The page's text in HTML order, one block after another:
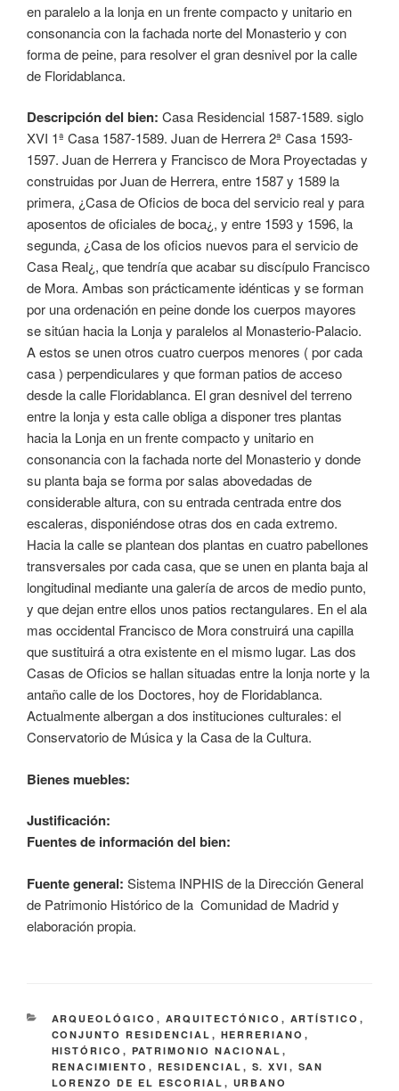
en paralelo a la lonja en un frente compacto y unitario en
consonancia con la fachada norte del Monasterio y con
forma de peine, para resolver el gran desnivel por la calle
de Floridablanca.
Descripción del bien: Casa Residencial 1587-1589. siglo
XVI 1ª Casa 1587-1589. Juan de Herrera 2ª Casa 1593-
1597. Juan de Herrera y Francisco de Mora Proyectadas y
construidas por Juan de Herrera, entre 1587 y 1589 la
primera, ¿Casa de Oficios de boca del servicio real y para
aposentos de oficiales de boca¿, y entre 1593 y 1596, la
segunda, ¿Casa de los oficios nuevos para el servicio de
Casa Real¿, que tendría que acabar su discípulo Francisco
de Mora. Ambas son prácticamente idénticas y se forman
por una ordenación en peine donde los cuerpos mayores
se sitúan hacia la Lonja y paralelos al Monasterio-Palacio.
A estos se unen otros cuatro cuerpos menores ( por cada
casa ) perpendiculares y que forman patios de acceso
desde la calle Floridablanca. El gran desnivel del terreno
entre la lonja y esta calle obliga a disponer tres plantas
hacia la Lonja en un frente compacto y unitario en
consonancia con la fachada norte del Monasterio y donde
su planta baja se forma por salas abovedadas de
considerable altura, con su entrada centrada entre dos
escaleras, disponiéndose otras dos en cada extremo.
Hacia la calle se plantean dos plantas en cuatro pabellones
transversales por cada casa, que se unen en planta baja al
longitudinal mediante una galería de arcos de medio punto,
y que dejan entre ellos unos patios rectangulares. En el ala
mas occidental Francisco de Mora construirá una capilla
que sustituirá a otra existente en el mismo lugar. Las dos
Casas de Oficios se hallan situadas entre la lonja norte y la
antaño calle de los Doctores, hoy de Floridablanca.
Actualmente albergan a dos instituciones culturales: el
Conservatorio de Música y la Casa de la Cultura.
Bienes muebles:
Justificación:
Fuentes de información del bien:
Fuente general: Sistema INPHIS de la Dirección General
de Patrimonio Histórico de la Comunidad de Madrid y
elaboración propia.
CATEGORÍAS
ARQUEOLÓGICO , ARQUITECTÓNICO , ARTÍSTICO ,
CONJUNTO RESIDENCIAL , HERRERIANO ,
HISTÓRICO , PATRIMONIO NACIONAL ,
RENACIMIENTO , RESIDENCIAL , S. XVI , SAN
LORENZO DE EL ESCORIAL , URBANO